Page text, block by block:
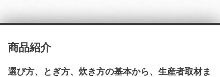
商品紹介
選び方、とぎ方、炊き方の基本から、生産者取材ま